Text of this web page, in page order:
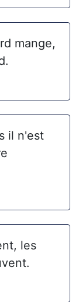
mange,
il n'est
les